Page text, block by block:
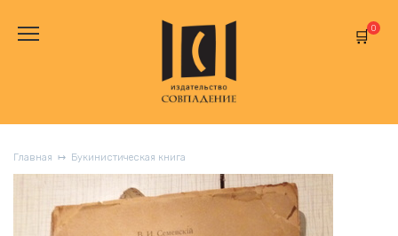
содержанию
0
Главная Букинистическая книга